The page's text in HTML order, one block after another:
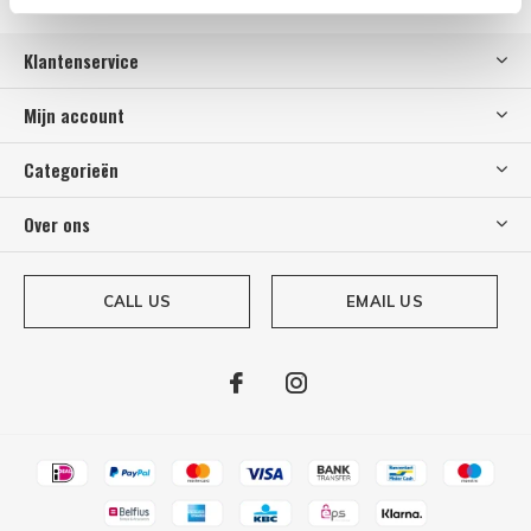
Klantenservice
Mijn account
Categorieën
Over ons
CALL US EMAIL US